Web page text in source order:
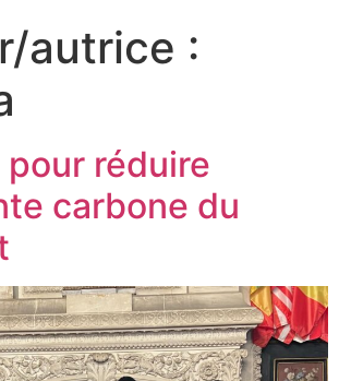
autrice :
réduire
carbone du